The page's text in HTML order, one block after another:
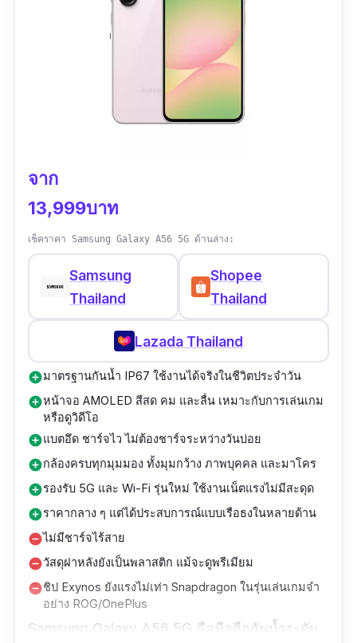
คู่กับ RAM สูงสุด 16GB และ ROM สูงสุด 1TB
รองรับเกมและแอปที่กินทรัพยากรแบบไม่มีกระตุก
ระบบกล้อง Leica 4 ตัว (50MP x4) ครอบคลุมทุก
ระยะ ซูม Optical และ Periscope พร้อม AI ช่วย
ประมวลผล รองรับการถ่ายวิดีโอ 8K พร้อม
แบตเตอรี่ 5,410 mAh ใช้ได้ทั้งวัน ชาร์จเร็ว 90W
และไร้สายสูงถึง 80W เรียกได้ว่ารวดเร็วที่สุดใน
บรรดามือถือกันน้ำปีนี้ ตัวเครื่องยังเน้นความ
ทนทาน ใช้วัสดุเกรดพรีเมียม เหมาะกับคนที่อยาก
ได้มือถือใช้งานยาวนาน Xiaomi 15 Ultra คือ
ตัวแทนของ “มือถือกล้องสวย กันน้ำ เล่นเกมเทพ”
ในเครื่องเดียวจบ
จาก
13,999บาท
เช็คราคา Samsung Galaxy A56 5G ด้านล่าง:
Samsung
Thailand
Shopee
Thailand
Lazada Thailand
add_circleมาตรฐานกันน้ำ IP67 ใช้งานได้จริงในชีวิตประจำวัน
add_circleหน้าจอ AMOLED สีสด คม และลื่น เหมาะกับการเล่นเกม
หรือดูวิดีโอ
add_circleแบตอึด ชาร์จไว ไม่ต้องชาร์จระหว่างวันบ่อย
add_circleกล้องครบทุกมุมมอง ทั้งมุมกว้าง ภาพบุคคล และมาโคร
add_circleรองรับ 5G และ Wi-Fi รุ่นใหม่ ใช้งานเน็ตแรงไม่มีสะดุด
add_circleราคากลาง ๆ แต่ได้ประสบการณ์แบบเรือธงในหลายด้าน
remove_circleไม่มีชาร์จไร้สาย
remove_circleวัสดุฝาหลังยังเป็นพลาสติก แม้จะดูพรีเมียม
remove_circleชิป Exynos ยังแรงไม่เท่า Snapdragon ในรุ่นเล่นเกมจ๋า
อย่าง ROG/OnePlus
Samsung Galaxy A56 5G คือมือถือกันน้ำระดับ